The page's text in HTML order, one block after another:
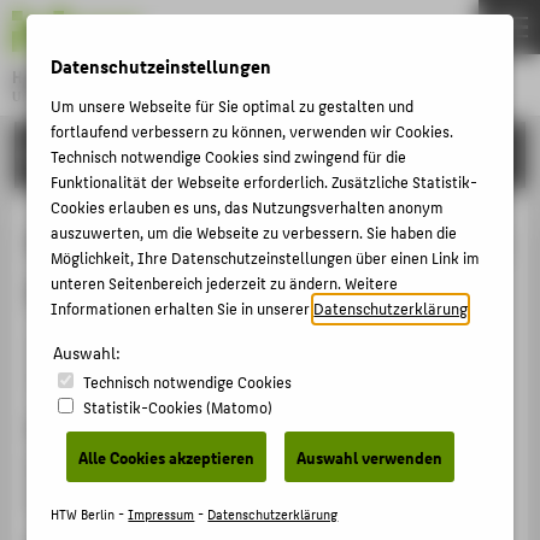
Hochschule für Technik und Wirtschaft Berlin
University of Applied Sciences
Menu
FORSCHUNG
Session Environmantal Management
Information Systems
Veranstaltungsbeitrag › Moderation / Session Chair ›
2011
Veranstaltung
EnviroInfo 2011
THEMEN
HOCHSCHULE
CAMPUS
STUDIUM
LEHRE
KARRIERE
INTERNATIONAL
INFORMATIONEN FÜR
Datenschutzeinstellungen
Um unsere Webseite für Sie optimal zu gestalten und
fortlaufend verbessern zu können, verwenden wir Cookies.
Technisch notwendige Cookies sind zwingend für die
Funktionalität der Webseite erforderlich. Zusätzliche Statistik-
Cookies erlauben es uns, das Nutzungsverhalten anonym
auszuwerten, um die Webseite zu verbessern. Sie haben die
Möglichkeit, Ihre Datenschutzeinstellungen über einen Link im
unteren Seitenbereich jederzeit zu ändern. Weitere
Informationen erhalten Sie in unsererDatenschutzerklärung
Auswahl:
Technisch notwendige Cookies
Statistik-Cookies (Matomo)
Alle Cookies akzeptieren Auswahl verwenden
HTW Berlin -Impressum- Datenschutzerklärung